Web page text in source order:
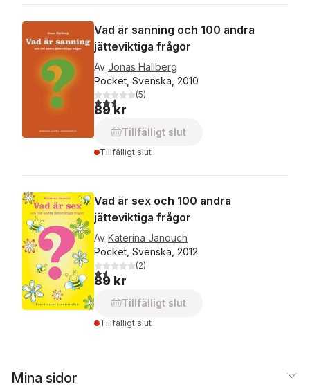
Vad är sanning och 100 andra
jätteviktiga frågor
Av Jonas Hallberg
Pocket, Svenska, 2010
2,6utav 5 stjärnor. Totalt antal röster:
(5)
89 kr
Tillfälligt slut
Tillfälligt slut
Vad är sex och 100 andra
jätteviktiga frågor
Av Katerina Janouch
Pocket, Svenska, 2012
1,5utav 5 stjärnor. Totalt antal röster:
(2)
89 kr
Tillfälligt slut
Tillfälligt slut
Mina sidor